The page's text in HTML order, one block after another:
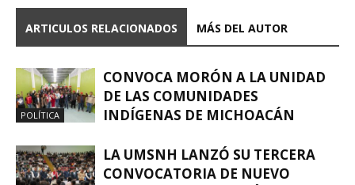
ARTICULOS RELACIONADOS MÁS DEL AUTOR
POLÍTICA
CONVOCA MORÓN A LA UNIDAD
DE LAS COMUNIDADES
INDÍGENAS DE MICHOACÁN
LA UMSNH LANZÓ SU TERCERA
CONVOCATORIA DE NUEVO